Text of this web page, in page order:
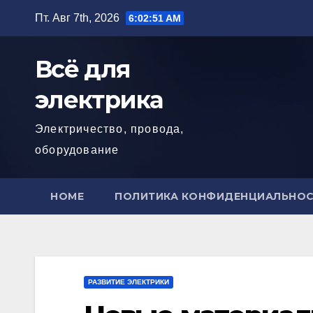
Пт. Авг 7th, 2026 6:02:52 AM
Всё для
электрика
Электричество, провода,
оборудование
HOME ПОЛИТИКА
РАЗВИТИЕ ЭЛЕКТРИКИ